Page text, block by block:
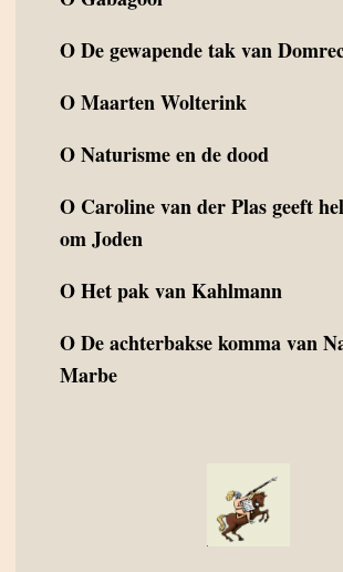
ODe gewapende tak van
OMaarten Wolterink
ONaturisme en de dood
O Caroline van der Plas geeft
om Joden
OHet pak van Kahlmann
ODe achterbakse komma van
Marbe